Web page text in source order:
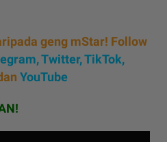
geng mStar! Follow
Twitter,TikTok,
YouTube